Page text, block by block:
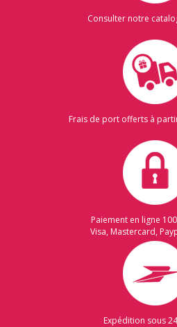
Consulter notre
Frais de port offerts à
Paiement en ligne
Visa, Mastercard,
Expédition sous